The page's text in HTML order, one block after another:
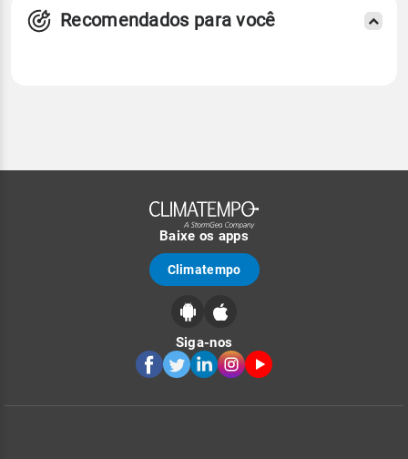
Recomendados para você
Baixe os apps
Climatempo
Siga-nos